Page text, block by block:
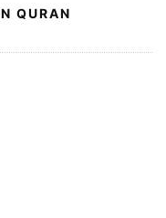
QURAN